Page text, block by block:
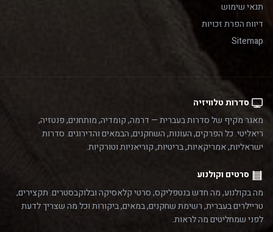
תנאי שימוש
דיווח הפרת זכויות
Sitemap
סדרות טלוויזיה
מאגר מקיף של סדרות בעברית — דרמה, קומדיה, מותחנים, פנטזיה,
ריאליטי. כל הפרקים, העונות, השחקנים, הבמאים והדירוגים. סדרות
ישראליות, אמריקאיות, בריטיות, קוריאניות וטורקיות.
סרטים וקולנוע
מה בקולנוע, מה חדש בנטפליקס, סרטי קלאסיקה ובלוקבסטרים. תקצירים,
טריילרים בעברית, רשימת שחקנים, במאים, ביקורות וכל מה שצריך לדעת
לפני שמחליטים מה לראות.